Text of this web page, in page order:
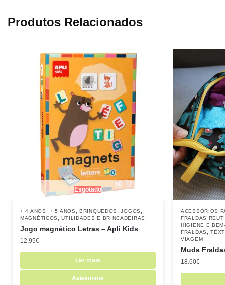
Produtos Relacionados
Esgotado
+ 4 ANOS ,+ 5 ANOS ,BRINQUEDOS ,JOGOS
MAGNÉTICOS ,UTILIDADES E BRINCADEIRAS
Jogo magnético Letras – Apli Kids
12.95€
Ler mais
Avisem-me
ACESSÓRIOS
FRALDAS
HIGIENE E
FRALDAS
,
VIAGEM
Muda
18.60€